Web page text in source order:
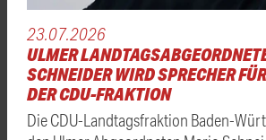
23.07.2026
ULMER
SCHNEIDER WIRD SPRECHER
DER CDU-FRAKTION
Die CDU-Landtagsfraktion Baden-